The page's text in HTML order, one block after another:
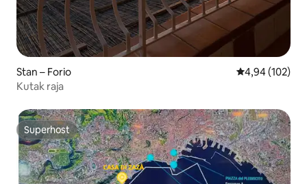
Stan – Forio Prosječna
4,94 (102)
Kutak raja
Superhost
Superhost